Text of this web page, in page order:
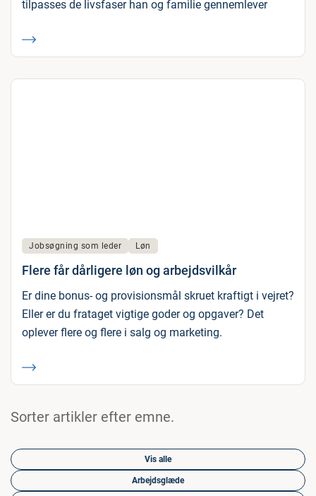
tilpasses de livsfaser han og familie gennemlever
Jobsøgning som leder Løn
Flere får dårligere løn og arbejdsvilkår
Er dine bonus- og provisionsmål skruet kraftigt i vejret?
Eller er du frataget vigtige goder og opgaver? Det
oplever flere og flere i salg og marketing.
Sorter artikler efter emne.
Vis alle
Arbejdsglæde